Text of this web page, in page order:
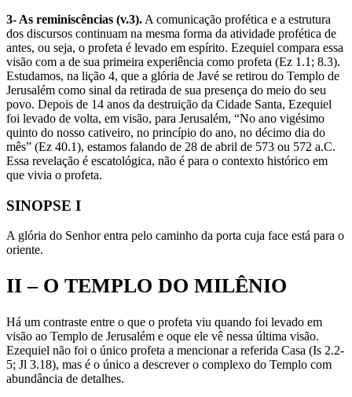
3- As reminiscências (v.3). A comunicação profética e a estrutura
dos discursos continuam na mesma forma da atividade profética de
antes, ou seja, o profeta é levado em espírito. Ezequiel compara essa
visão com a de sua primeira experiência como profeta (Ez 1.1; 8.3).
Estudamos, na lição 4, que a glória de Javé se retirou do Templo de
Jerusalém como sinal da retirada de sua presença do meio do seu
povo. Depois de 14 anos da destruição da Cidade Santa, Ezequiel
foi levado de volta, em visão, para Jerusalém, “No ano vigésimo
quinto do nosso cativeiro, no princípio do ano, no décimo dia do
mês” (Ez 40.1), estamos falando de 28 de abril de 573 ou 572 a.C.
Essa revelação é escatológica, não é para o contexto histórico em
que vivia o profeta.
SINOPSE I
A glória do Senhor entra pelo caminho da porta cuja face está para o
oriente.
II – O TEMPLO DO MILÊNIO
Há um contraste entre o que o profeta viu quando foi levado em
visão ao Templo de Jerusalém e oque ele vê nessa última visão.
Ezequiel não foi o único profeta a mencionar a referida Casa (Is 2.2-
5; Jl 3.18), mas é o único a descrever o complexo do Templo com
abundância de detalhes.